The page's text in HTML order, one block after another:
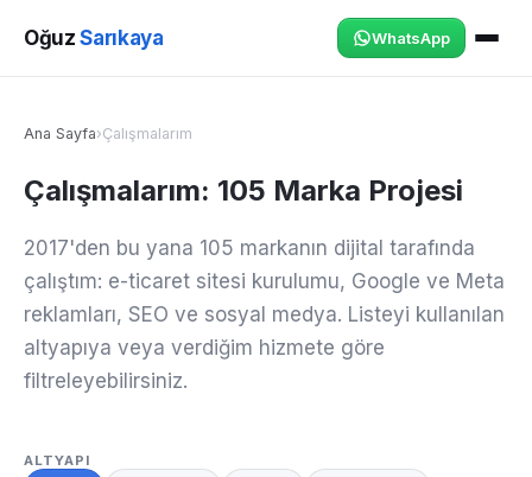
OğuzSarıkaya WhatsApp
Ana Sayfa›Çalışmalarım
Çalışmalarım: 105 Marka Projesi
2017'den bu yana 105 markanın dijital tarafında
çalıştım: e-ticaret sitesi kurulumu, Google ve Meta
reklamları, SEO ve sosyal medya. Listeyi kullanılan
altyapıya veya verdiğim hizmete göre
filtreleyebilirsiniz.
ALTYAPI